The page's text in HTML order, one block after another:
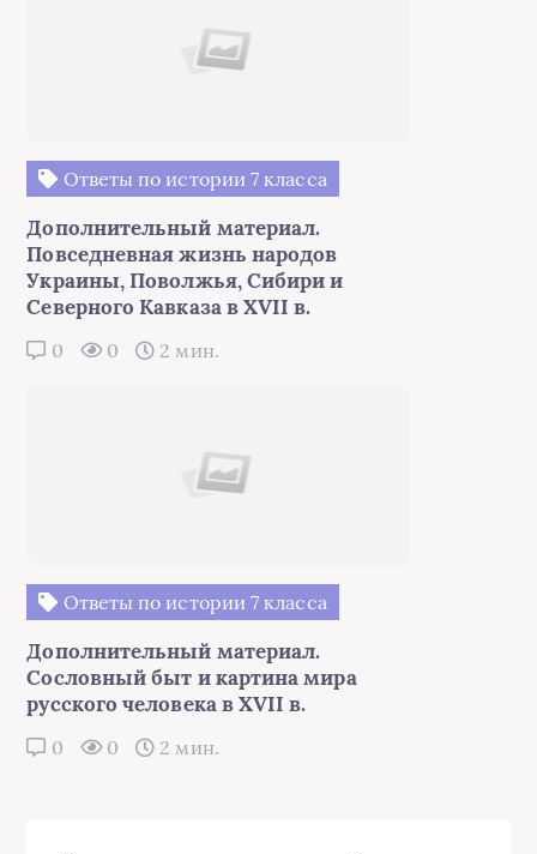
Ответы по истории 7 класса
Дополнительный материал.
Повседневная жизнь народов
Украины, Поволжья, Сибири и
Северного Кавказа в XVII в.
0 0 2 мин.
Ответы по истории 7 класса
Дополнительный материал.
Сословный быт и картина мира
русского человека в XVII в.
0 0 2 мин.